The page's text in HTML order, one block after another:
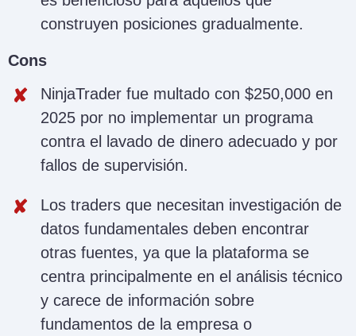
construyen posiciones gradualmente.
Cons
NinjaTrader fue multado con $250,000 en
2025 por no implementar un programa
contra el lavado de dinero adecuado y por
fallos de supervisión.
Los traders que necesitan investigación de
datos fundamentales deben encontrar
otras fuentes, ya que la plataforma se
centra principalmente en el análisis técnico
y carece de información sobre
fundamentos de la empresa o